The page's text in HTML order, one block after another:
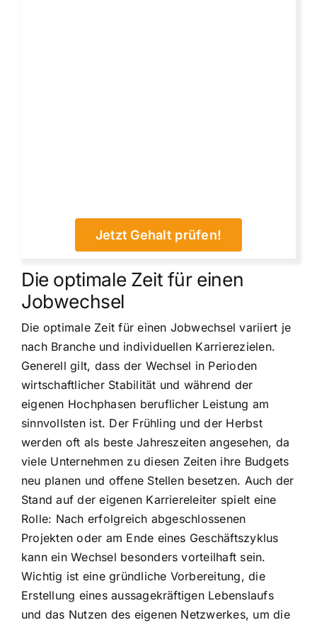
Jetzt Gehalt prüfen!
Die optimale Zeit für einen
Jobwechsel
Die optimale Zeit für einen Jobwechsel variiert je
nach Branche und individuellen Karrierezielen.
Generell gilt, dass der Wechsel in Perioden
wirtschaftlicher Stabilität und während der
eigenen Hochphasen beruflicher Leistung am
sinnvollsten ist. Der Frühling und der Herbst
werden oft als beste Jahreszeiten angesehen, da
viele Unternehmen zu diesen Zeiten ihre Budgets
neu planen und offene Stellen besetzen. Auch der
Stand auf der eigenen Karriereleiter spielt eine
Rolle: Nach erfolgreich abgeschlossenen
Projekten oder am Ende eines Geschäftszyklus
kann ein Wechsel besonders vorteilhaft sein.
Wichtig ist eine gründliche Vorbereitung, die
Erstellung eines aussagekräftigen Lebenslaufs
und das Nutzen des eigenen Netzwerkes, um die